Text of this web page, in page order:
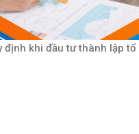
định khi đầu tư thành lập